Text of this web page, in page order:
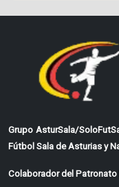
Grupo AsturSala/
Fútbol Sala de Asturias y
Colaborador del Patronato